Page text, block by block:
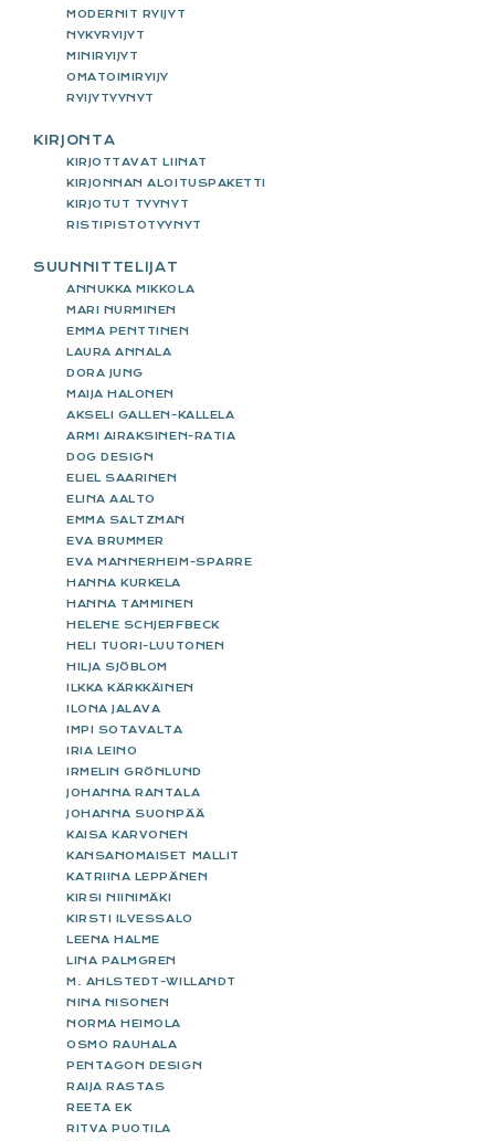
MODERNIT RYIJYT
NYKYRYIJYT
MINIRYIJYT
OMATOIMIRYIJY
RYIJYTYYNYT
KIRJONTA
KIRJOTTAVAT LIINAT
KIRJONNAN ALOITUSPAKETTI
KIRJOTUT TYYNYT
RISTIPISTOTYYNYT
SUUNNITTELIJAT
ANNUKKA MIKKOLA
MARI NURMINEN
EMMA PENTTINEN
LAURA ANNALA
DORA JUNG
MAIJA HALONEN
AKSELI GALLEN-KALLELA
ARMI AIRAKSINEN-RATIA
DOG DESIGN
ELIEL SAARINEN
ELINA AALTO
EMMA SALTZMAN
EVA BRUMMER
EVA MANNERHEIM-SPARRE
HANNA KURKELA
HANNA TAMMINEN
HELENE SCHJERFBECK
HELI TUORI-LUUTONEN
HILJA SJÖBLOM
ILKKA KÄRKKÄINEN
ILONA JALAVA
IMPI SOTAVALTA
IRIA LEINO
IRMELIN GRÖNLUND
JOHANNA RANTALA
JOHANNA SUONPÄÄ
KAISA KARVONEN
KANSANOMAISET MALLIT
KATRIINA LEPPÄNEN
KIRSI NIINIMÄKI
KIRSTI ILVESSALO
LEENA HALME
LINA PALMGREN
M. AHLSTEDT-WILLANDT
NINA NISONEN
NORMA HEIMOLA
OSMO RAUHALA
PENTAGON DESIGN
RAIJA RASTAS
REETA EK
RITVA PUOTILA